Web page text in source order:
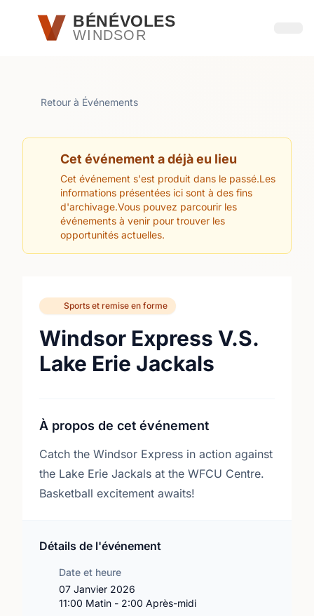
Passer au contenu principal
BÉNÉVOLES
WINDSOR
Retour à Événements
Cet événement a déjà eu lieu
Cet événement s'est produit dans le passé.Les
informations présentées ici sont à des fins
d'archivage.Vous pouvez parcourir les
événements à venir pour trouver les
opportunités actuelles.
Sports et remise en forme
Windsor Express V.S.
Lake Erie Jackals
À propos de cet événement
Catch the Windsor Express in action against
the Lake Erie Jackals at the WFCU Centre.
Basketball excitement awaits!
Détails de l'événement
Date et heure
07 Janvier 2026
11:00 Matin - 2:00 Après-midi